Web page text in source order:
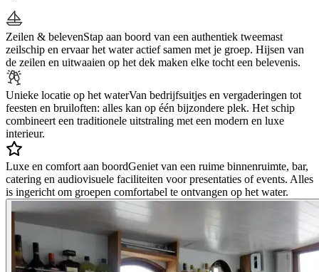
Zeilen & belevenStap aan boord van een authentiek tweemast
zeilschip en ervaar het water actief samen met je groep. Hijsen van
de zeilen en uitwaaien op het dek maken elke tocht een belevenis.
Unieke locatie op het waterVan bedrijfsuitjes en vergaderingen tot
feesten en bruiloften: alles kan op één bijzondere plek. Het schip
combineert een traditionele uitstraling met een modern en luxe
interieur.
Luxe en comfort aan boordGeniet van een ruime binnenruimte, bar,
catering en audiovisuele faciliteiten voor presentaties of events. Alles
is ingericht om groepen comfortabel te ontvangen op het water.